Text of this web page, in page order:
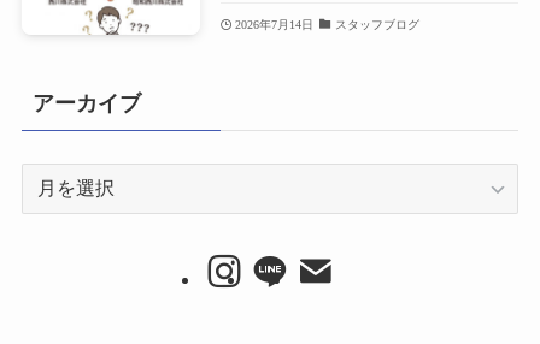
2026年7月14日 スタッフブログ
アーカイブ